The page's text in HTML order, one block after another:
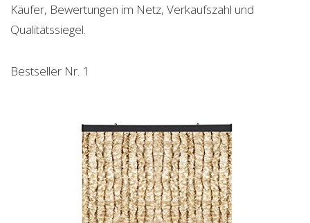
Käufer, Bewertungen im Netz, Verkaufszahl und
Qualitätssiegel.
Bestseller Nr. 1